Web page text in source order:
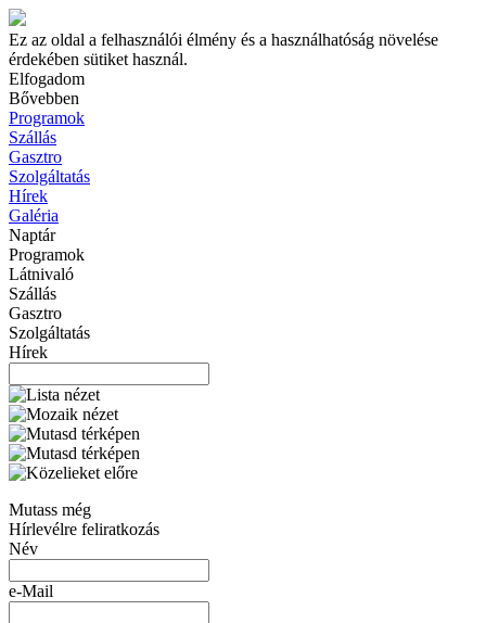
Ez az oldal a felhasználói élmény és a használhatóság növelése
érdekében sütiket használ.
Elfogadom
Bővebben
Programok
Szállás
Gasztro
Szolgáltatás
Hírek
Galéria
Naptár
Programok
Látnivaló
Szállás
Gasztro
Szolgáltatás
Hírek
Mutass még
Hírlevélre feliratkozás
Név
e-Mail